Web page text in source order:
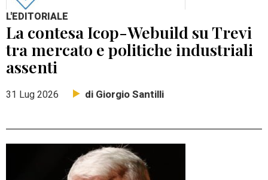
L'EDITORIALE
La contesa Icop-Webuild su Trevi
tra mercato e politiche industriali
assenti
31 Lug 2026 di Giorgio Santilli